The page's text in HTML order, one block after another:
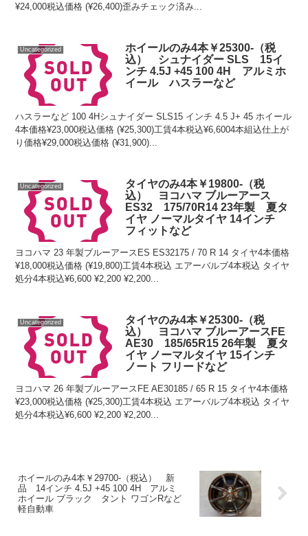
¥24,000税込価格 (¥26,400)歪みチェック済み...
Uncategorized
ホイールのみ4本￥25300-（税
込） シュナイダー SLS 15イ
ンチ 4.5J +45 100 4H アルミホ
イール ハスラーなど
ハスラーなど 100 4Hシュナイダー SLS15 インチ 4.5 J+ 45 ホイール
4本価格¥23,000税込価格 (¥25,300)工賃4本税込¥6,6004本組込仕上が
り価格¥29,000税込価格 (¥31,900)...
Uncategorized
タイヤのみ4本￥19800-（税
込） ヨコハマ ブルーアース
ES32 175/70R14 23年製 夏タ
イヤ ノーマルタイヤ 14インチ
フィットなど
ヨコハマ 23 年製ブルーアースES ES32175 / 70 R 14 タイヤ4本価格
¥18,000税込価格 (¥19,800)工賃4本税込 エアーバルブ4本税込 タイヤ
処分4本税込¥6,600 ¥2,200 ¥2,200...
Uncategorized
タイヤのみ4本￥25300-（税
込） ヨコハマ ブルーアースFE
AE30 185/65R15 26年製 夏タ
イヤ ノーマルタイヤ 15インチ
ノート フリードなど
ヨコハマ 26 年製ブルーアースFE AE30185 / 65 R 15 タイヤ4本価格
¥23,000税込価格 (¥25,300)工賃4本税込 エアーバルブ4本税込 タイヤ
処分4本税込¥6,600 ¥2,200 ¥2,200...
ホイールのみ4本￥29700-（税込） 新
品 14インチ 4.5J +45 100 4H アルミ
ホイール ブラック タント ワゴンRなど
軽自動車